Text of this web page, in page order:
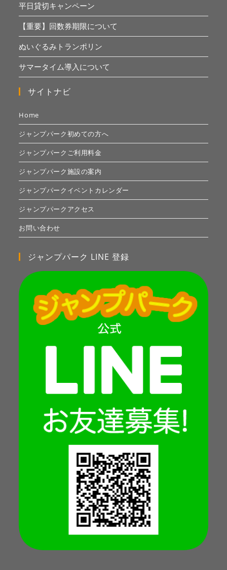
平日貸切キャンペーン
【重要】回数券期限について
ぬいぐるみトランポリン
サマータイム導入について
サイトナビ
Home
ジャンプパーク初めての方へ
ジャンプパークご利用料金
ジャンプパーク施設の案内
ジャンプパークイベントカレンダー
ジャンプパークアクセス
お問い合わせ
ジャンプパーク LINE 登録